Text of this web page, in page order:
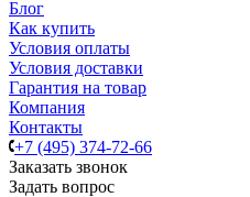
Блог
Как купить
Условия оплаты
Условия доставки
Гарантия на товар
Компания
Контакты
+7 (495) 374-72-66
Заказать звонок
Задать вопрос